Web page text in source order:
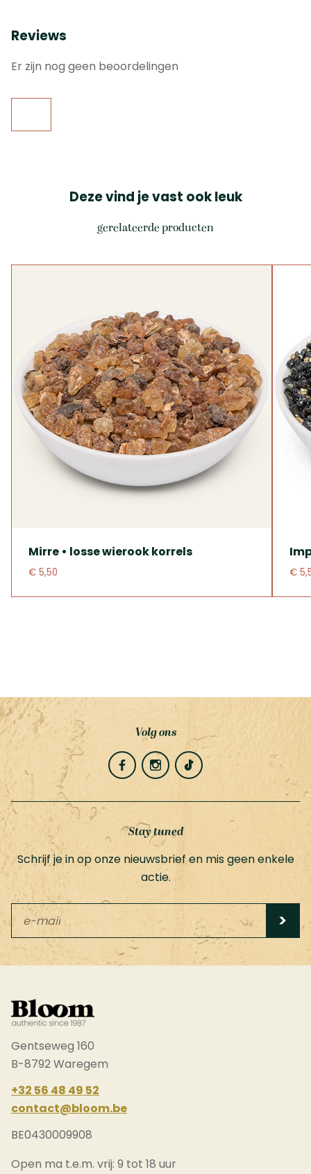
Reviews
Er zijn nog geen beoordelingen
Deze vind je vast ook leuk
gerelateerde producten
Mirre • losse wierook korrels
€ 5,50 €
Volg ons
Stay tuned
Schrijf je in op onze nieuwsbrief en mis geen enkele
actie.
Leave
this
field
blank
Gentseweg 160
B-8792 Waregem
+32 56 48 49 52
contact@bloom.be
BE0430009908
Open ma t.e.m. vrij: 9 tot 18 uur